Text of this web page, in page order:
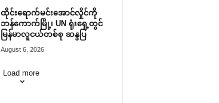
ထိုင်းရောက်မင်းအောင်လှိုင်ကို
ဘန်ကောက်မြို့၊ UN ရုံးရှေ့တွင်
မြန်မာလူငယ်တစ်စု ဆန္ဒပြ
August 6, 2026
Load more